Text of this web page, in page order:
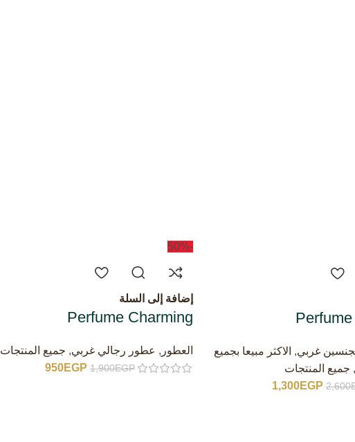
غربي, الاكثر مبيعا بجميع
, جميع المنتجات
2,600
1,300EGP
-50%
إضافة إلى السلة
Perfume Charming
العطور , عطور رجالي غربي, جميع المنتجات
1,900EGP
950EGP